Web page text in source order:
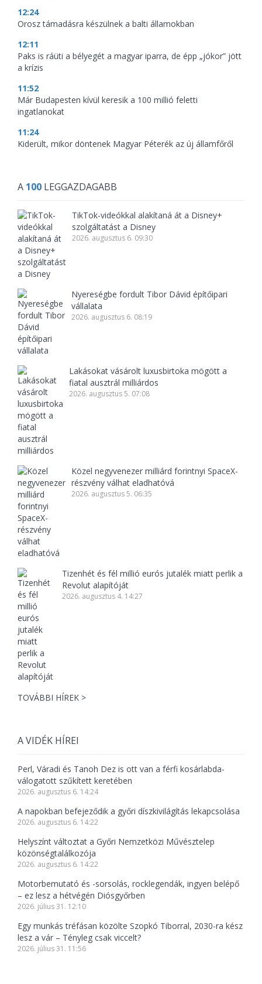
12:24
Orosz támadásra készülnek a balti államokban
12:11
Paks is ráüti a bélyegét a magyar iparra, de épp „jókor” jött
a krízis
11:52
Már Budapesten kívül keresik a 100 millió feletti
ingatlanokat
11:24
Kiderült, mikor döntenek Magyar Péterék az új államfőről
A 100 LEGGAZDAGABB
TikTok-videókkal alakítaná át a Disney+
szolgáltatást a Disney
2026. augusztus 6. 09:30
Nyereségbe fordult Tibor Dávid építőipari
vállalata
2026. augusztus 6. 08:19
Lakásokat vásárolt luxusbirtoka mögött a
fiatal ausztrál milliárdos
2026. augusztus 5. 07:08
Közel negyvenezer milliárd forintnyi SpaceX-
részvény válhat eladhatóvá
2026. augusztus 5. 06:35
Tizenhét és fél millió eurós jutalék miatt perlik a
Revolut alapítóját
2026. augusztus 4. 14:27
TOVÁBBI HÍREK >
A VIDÉK HÍREI
Perl, Váradi és Tanoh Dez is ott van a férfi kosárlabda-
válogatott szűkített keretében
2026. augusztus 6. 14:24
A napokban befejeződik a győri díszkivilágítás lekapcsolása
2026. augusztus 6. 14:22
Helyszínt változtat a Győri Nemzetközi Művésztelep
közönségtalálkozója
2026. augusztus 6. 14:22
Motorbemutató és -sorsolás, rocklegendák, ingyen belépő
– ez lesz a hétvégén Diósgyőrben
2026. július 31. 12:10
Egy munkás tréfásan közölte Szopkó Tiborral, 2030-ra kész
lesz a vár – Tényleg csak viccelt?
2026. július 31. 11:56